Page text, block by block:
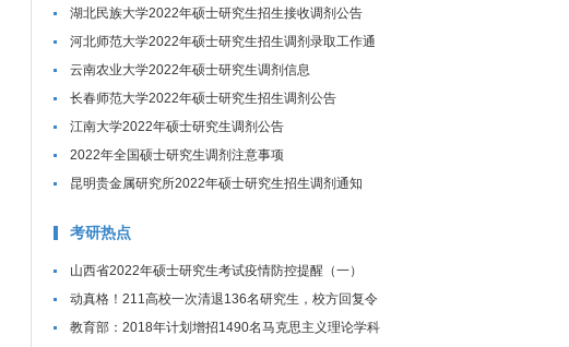
湖北民族大学2022年硕士研究生招生接收调剂公告
河北师范大学2022年硕士研究生招生调剂录取工作通
知
云南农业大学2022年硕士研究生调剂信息
长春师范大学2022年硕士研究生招生调剂公告
江南大学2022年硕士研究生调剂公告
2022年全国硕士研究生调剂注意事项
昆明贵金属研究所2022年硕士研究生招生调剂通知
考研热点
山西省2022年硕士研究生考试疫情防控提醒（一）
动真格！211高校一次清退136名研究生，校方回复令
人惊讶
教育部：2018年计划增招1490名马克思主义理论学科